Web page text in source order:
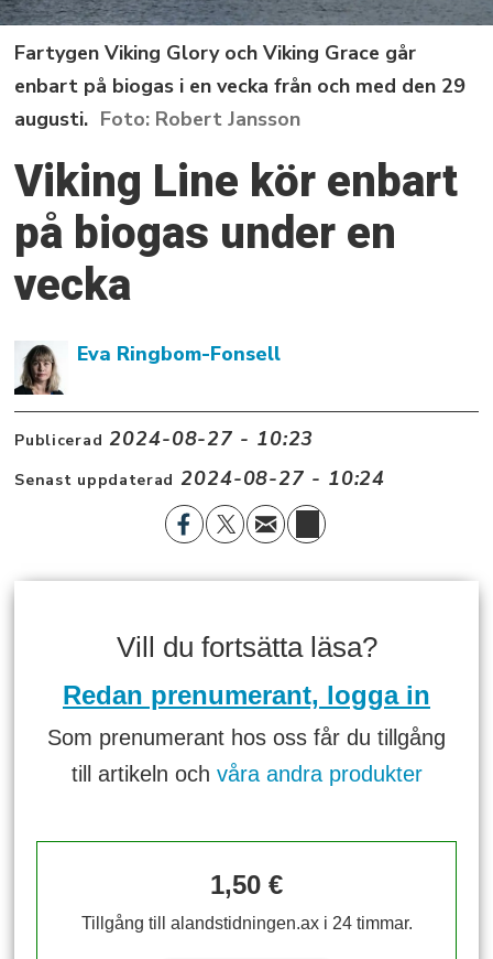
Fartygen Viking Glory och Viking Grace går
enbart på biogas i en vecka från och med den 29
augusti.
Robert Jansson
Viking Line kör enbart
på biogas under en
vecka
Eva Ringbom-Fonsell
Publicerad 2024-08-27 - 10:23
Senast uppdaterad 2024-08-27 - 10:24
Vill du fortsätta läsa?
Redan prenumerant, logga in
Som prenumerant hos oss får du tillgång
till artikeln och våra andra produkter
1,50 €
Tillgång till alandstidningen.ax i 24 timmar.